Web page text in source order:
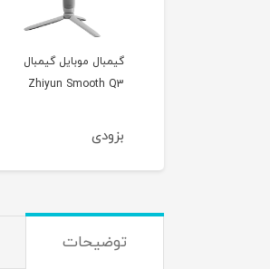
گیمبال موبایل گیمبال
Zhiyun Smooth Q3
بزودی
توضیحات